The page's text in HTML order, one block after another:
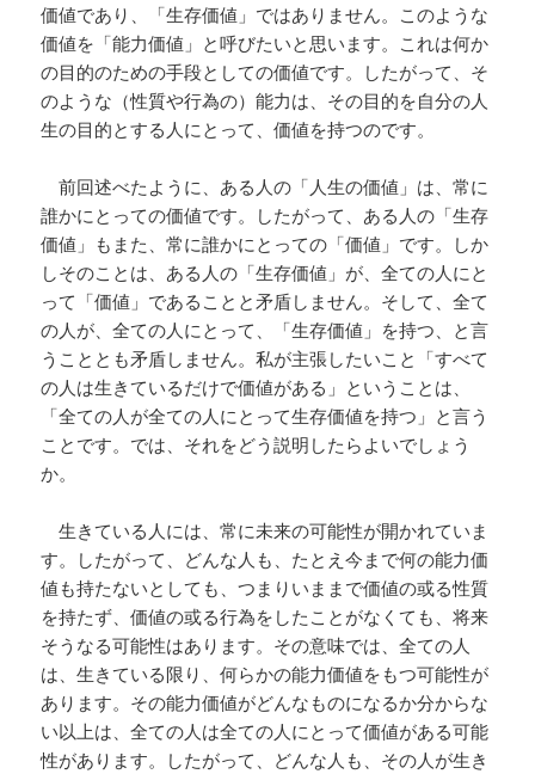
価値であり、「生存価値」ではありません。このような
価値を「能力価値」と呼びたいと思います。これは何か
の目的のための手段としての価値です。したがって、そ
のような（性質や行為の）能力は、その目的を自分の人
生の目的とする人にとって、価値を持つのです。
前回述べたように、ある人の「人生の価値」は、常に
誰かにとっての価値です。したがって、ある人の「生存
価値」もまた、常に誰かにとっての「価値」です。しか
しそのことは、ある人の「生存価値」が、全ての人にと
って「価値」であることと矛盾しません。そして、全て
の人が、全ての人にとって、「生存価値」を持つ、と言
うこととも矛盾しません。私が主張したいこと「すべて
の人は生きているだけで価値がある」ということは、
「全ての人が全ての人にとって生存価値を持つ」と言う
ことです。では、それをどう説明したらよいでしょう
か。
生きている人には、常に未来の可能性が開かれていま
す。したがって、どんな人も、たとえ今まで何の能力価
値も持たないとしても、つまりいままで価値の或る性質
を持たず、価値の或る行為をしたことがなくても、将来
そうなる可能性はあります。その意味では、全ての人
は、生きている限り、何らかの能力価値をもつ可能性が
あります。その能力価値がどんなものになるか分からな
い以上は、全ての人は全ての人にとって価値がある可能
性があります。したがって、どんな人も、その人が生き